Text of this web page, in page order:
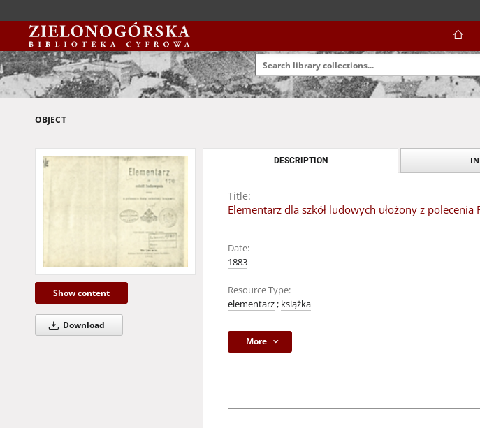
OBJECT
Show content
Download
DESCRIPTION
Title:
Elementarz dla szkół ludowych ułożony z
Date:
1883
Resource Type:
elementarz; książka
More